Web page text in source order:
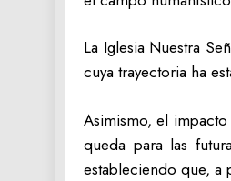
La Iglesia Nuestra
cuya trayectoria ha
Asimismo, el
queda para las
estableciendo que, a